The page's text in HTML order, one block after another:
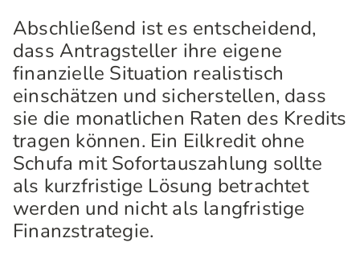
Abschließend ist es entscheidend,
dass Antragsteller ihre eigene
finanzielle Situation realistisch
einschätzen und sicherstellen, dass
sie die monatlichen Raten des Kredits
tragen können. Ein Eilkredit ohne
Schufa mit Sofortauszahlung sollte
als kurzfristige Lösung betrachtet
werden und nicht als langfristige
Finanzstrategie.